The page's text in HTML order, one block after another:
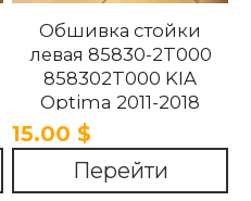
Обшивка стойки
левая 85830-2T000
858302T000 KIA
Optima 2011-2018
15.00 $
Перейти